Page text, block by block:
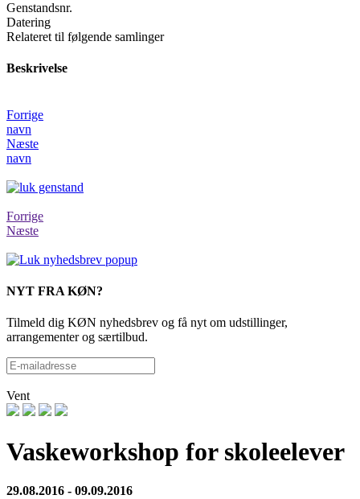
Genstandsnr.
Datering
Relateret til følgende samlinger
Beskrivelse
Forrige
navn
Næste
navn
Forrige
Næste
NYT FRA KØN?
Tilmeld dig KØN nyhedsbrev og få nyt om udstillinger,
arrangementer og særtilbud.
Vent
Vaskeworkshop for skoleelever
29.08.2016 - 09.09.2016